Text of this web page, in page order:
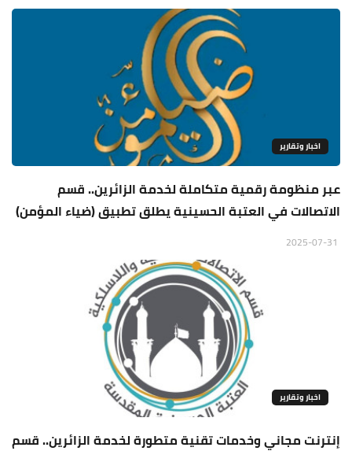
اخبار وتقارير
عبر منظومة رقمية متكاملة لخدمة الزائرين.. قسم
الاتصالات في العتبة الحسينية يطلق تطبيق (ضياء المؤمن)
اخبار وتقارير
إنترنت مجاني وخدمات تقنية متطورة لخدمة الزائرين.. قسم